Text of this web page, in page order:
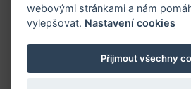
Příhlášení | Registrace
Kontaktní informace
Mapa stránek
webovými stránkami a nám
vylepšovat. Nastavení cookies
Přijmout všechny